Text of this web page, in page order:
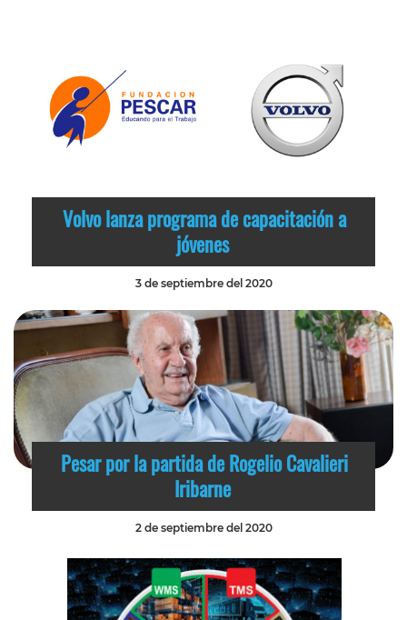
Volvo lanza programa de capacitación a
jóvenes
3 de septiembre del 2020
Pesar por la partida de Rogelio Cavalieri
Iribarne
2 de septiembre del 2020